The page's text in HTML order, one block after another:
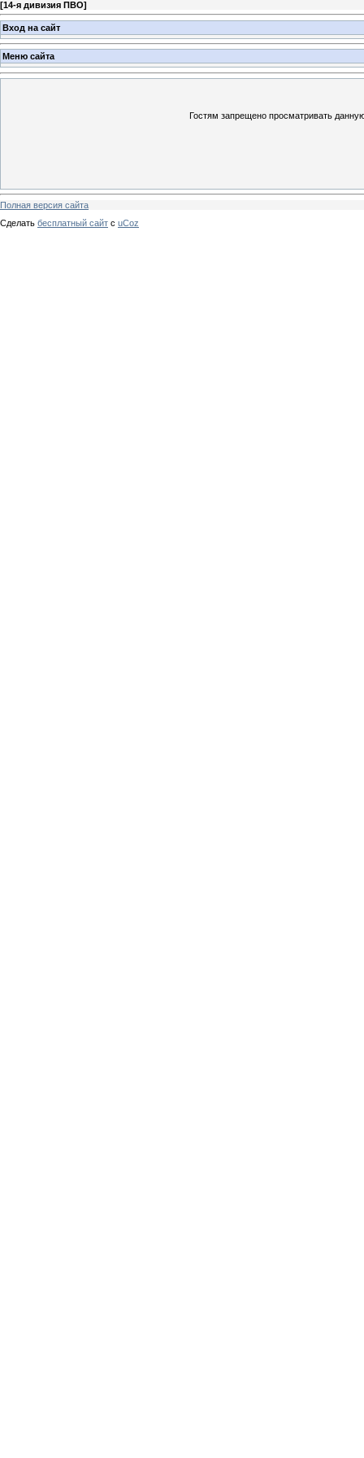
[14-я дивизия ПВО]
Вход на сайт
Меню сайта
Гостям запрещено просматривать
Полная версия сайта
Сделать бесплатный сайт с uCoz